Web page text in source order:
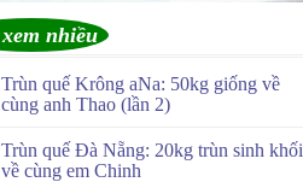
nhiều
Trùn quế Krông aNa: 50kg giống về
cùng anh Thao (lần 2)
Trùn quế Đà Nẵng: 20kg trùn sinh khối
về cùng em Chinh